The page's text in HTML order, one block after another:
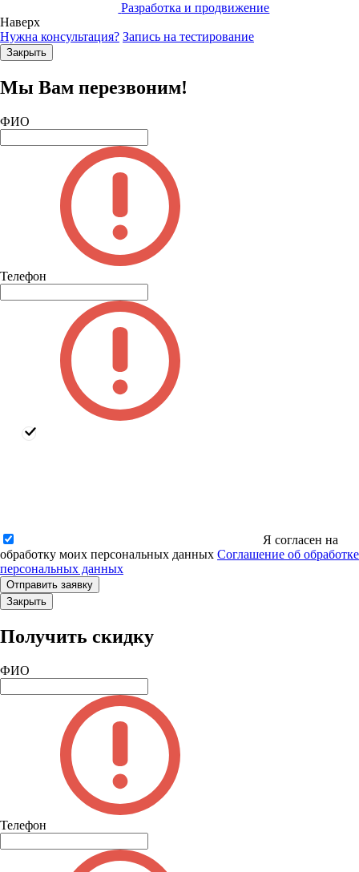
Разработка и продвижение
Наверх
Нужна консультация? Запись на тестирование
Закрыть
Мы Вам перезвоним!
ФИО
Телефон
Я согласен на
обработку моих персональных данных Соглашение об обработке
персональных данных
Закрыть
Получить скидку
ФИО
Телефон